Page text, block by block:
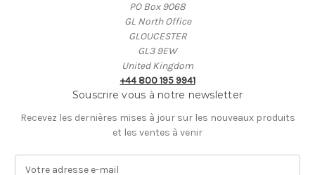
PO Box 9068
GL North Office
GLOUCESTER
GL3 9EW
United Kingdom
+44 800 195 9941
Souscrire vous à notre newsletter
Recevez les dernières mises à jour sur les nouveaux produits
et les ventes à venir